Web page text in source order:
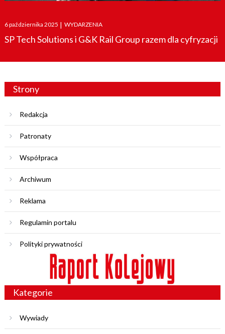
Posted
on
6 października 2025 | WYDARZENIA
SP Tech Solutions i G&K Rail Group razem dla cyfryzacji
Strony
Redakcja
Patronaty
Współpraca
Archiwum
Reklama
Regulamin portalu
Polityki prywatności
Kategorie
Wywiady